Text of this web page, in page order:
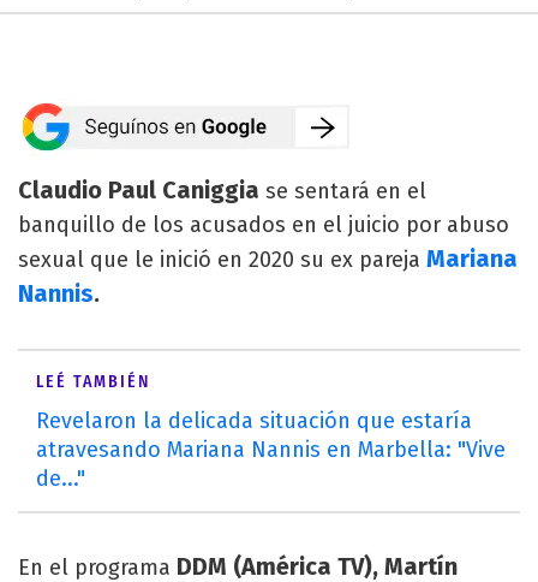
Claudio Paul Caniggia se sentará en el
banquillo de los acusados en el juicio por abuso
sexual que le inició en 2020 su ex pareja Mariana
Nannis.
LEÉ TAMBIÉN
Revelaron la delicada situación que estaría
atravesando Mariana Nannis en Marbella: "Vive
de..."
En el programa DDM (América TV), Martín